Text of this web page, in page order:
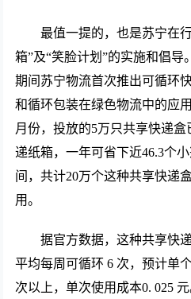
最值一提的，也是苏宁在
箱”及“笑脸计划”的实施和倡导
期间苏宁物流首次推出可循环
和循环包装在绿色物流中的应
月份，投放的5万只共享快递
递纸箱，一年可省下近46.3个
间，共计20万个这种共享快递
用。
据官方数据，这种共享快
平均每周可循环 6 次，预计单
次以上，单次使用成本0. 025